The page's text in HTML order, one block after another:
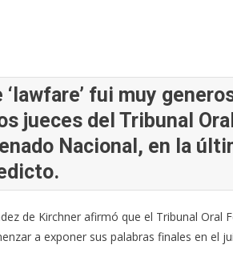
‘lawfare’ fui muy
jueces del Tribunal
Nacional, en la
de Kirchner afirmó que el Tribunal Oral
a exponer sus palabras finales en el